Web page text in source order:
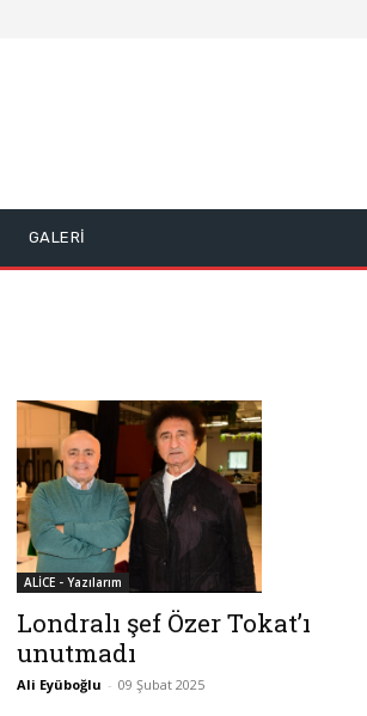
GALERİ
ALİCE - Yazılarım
Londralı şef Özer Tokat’ı
unutmadı
Ali Eyüboğlu - 09 Şubat 2025